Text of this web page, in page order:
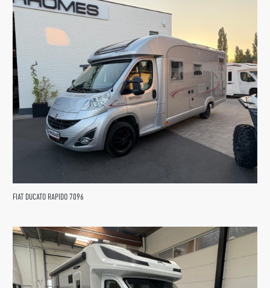
FIAT DUCATO RAPIDO 7096